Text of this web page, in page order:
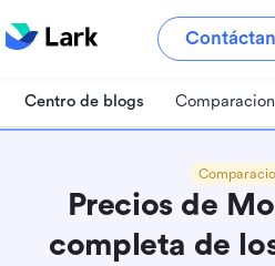
Centro de blogs
Precios de
completa de